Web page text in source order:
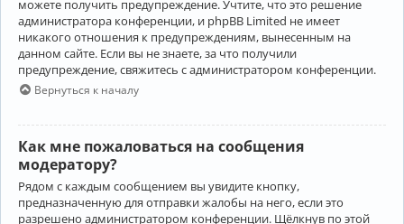
можете получить предупреждение. Учтите, что это решение
администратора конференции, и phpBB Limited не имеет
никакого отношения к предупреждениям, вынесенным на
данном сайте. Если вы не знаете, за что получили
предупреждение, свяжитесь с администратором конференции.
Вернуться к началу
Как мне пожаловаться на сообщения
модератору?
Рядом с каждым сообщением вы увидите кнопку,
предназначенную для отправки жалобы на него, если это
разрешено администратором конференции. Щёлкнув по этой